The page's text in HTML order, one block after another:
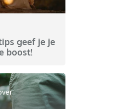
geef je je
boost!